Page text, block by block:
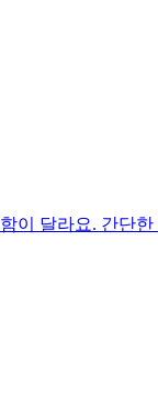
이 달라요. 간단